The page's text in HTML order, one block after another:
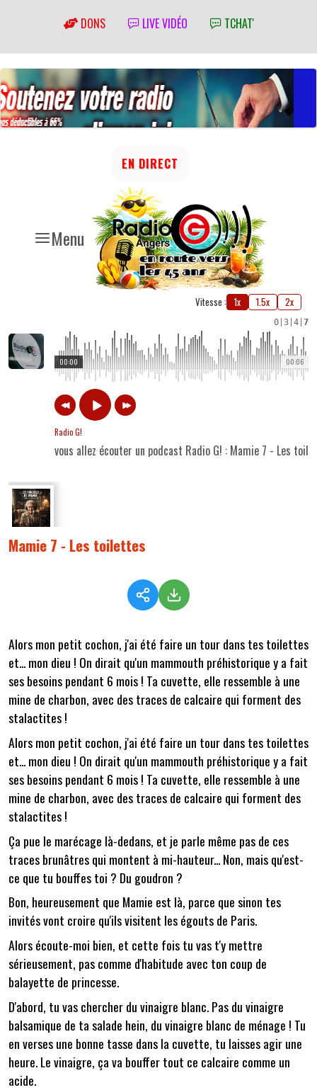
DONS LIVE VIDÉO TCHAT'
Menu
EN DIRECT
Vitesse : 1x 1.5x 2x
0 3 4 7
00:06
00:00
Radio G!
vous allez écouter un podcast Radio G! : Mamie 7 - Les
Mamie 7 - Les toilettes
Alors mon petit cochon, j'ai été faire un tour dans tes toilettes
et... mon dieu ! On dirait qu'un mammouth préhistorique y a fait
ses besoins pendant 6 mois ! Ta cuvette, elle ressemble à une
mine de charbon, avec des traces de calcaire qui forment des
stalactites !
Alors mon petit cochon, j'ai été faire un tour dans tes toilettes
et... mon dieu ! On dirait qu'un mammouth préhistorique y a fait
ses besoins pendant 6 mois ! Ta cuvette, elle ressemble à une
mine de charbon, avec des traces de calcaire qui forment des
stalactites !
Ça pue le marécage là-dedans, et je parle même pas de ces
traces brunâtres qui montent à mi-hauteur... Non, mais qu'est-
ce que tu bouffes toi ? Du goudron ?
Bon, heureusement que Mamie est là, parce que sinon tes
invités vont croire qu'ils visitent les égouts de Paris.
Alors écoute-moi bien, et cette fois tu vas t'y mettre
sérieusement, pas comme d'habitude avec ton coup de
balayette de princesse.
D'abord, tu vas chercher du vinaigre blanc. Pas du vinaigre
balsamique de ta salade hein, du vinaigre blanc de ménage ! Tu
en verses une bonne tasse dans la cuvette, tu laisses agir une
heure. Le vinaigre, ça va bouffer tout ce calcaire comme un
acide.